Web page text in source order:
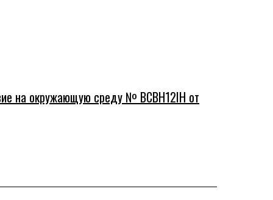
на окружающую среду № BCBH12IH от